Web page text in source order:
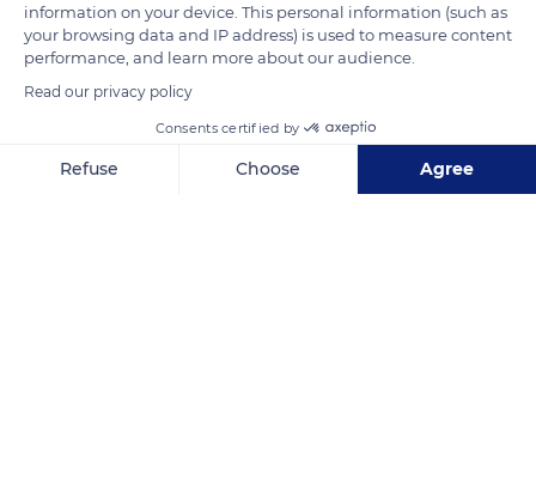
La commune fait partie de l'association Les Plus Beaux
Villages de France. Le 29 juin 2022, Bergheim a été proclamé
Village préféré des Français 2022.
READ MORE TRANSLATE
information on your device. This personal information (such as
your browsing data and IP address) is used to measure content
performance, and learn more about our audience.
Read our privacy policy
Consents certified by
Refuse Choose Agree